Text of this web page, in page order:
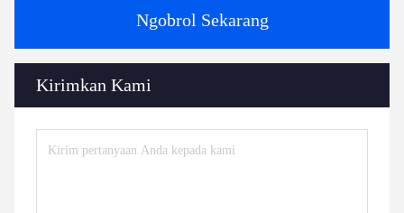
Ngobrol Sekarang
Kirimkan Kami